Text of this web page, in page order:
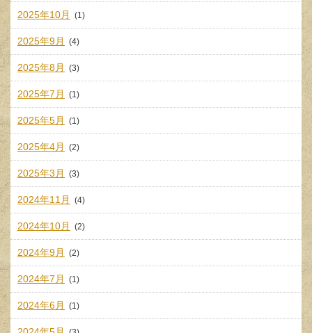
2025年10月 (1)
2025年9月 (4)
2025年8月 (3)
2025年7月 (1)
2025年5月 (1)
2025年4月 (2)
2025年3月 (3)
2024年11月 (4)
2024年10月 (2)
2024年9月 (2)
2024年7月 (1)
2024年6月 (1)